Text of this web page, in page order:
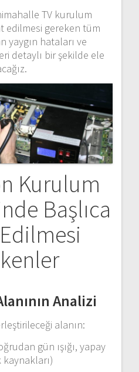
TV kurulum
edilmesi gereken tüm
yaygın hataları ve
detaylı bir şekilde ele
Kurulum
Başlıca
Analizi
alanın:
gün ışığı, yapay
kaynakları)